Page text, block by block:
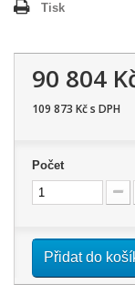
Tisk
90 804
109 873 Kčs DPH
Počet
Přidat do